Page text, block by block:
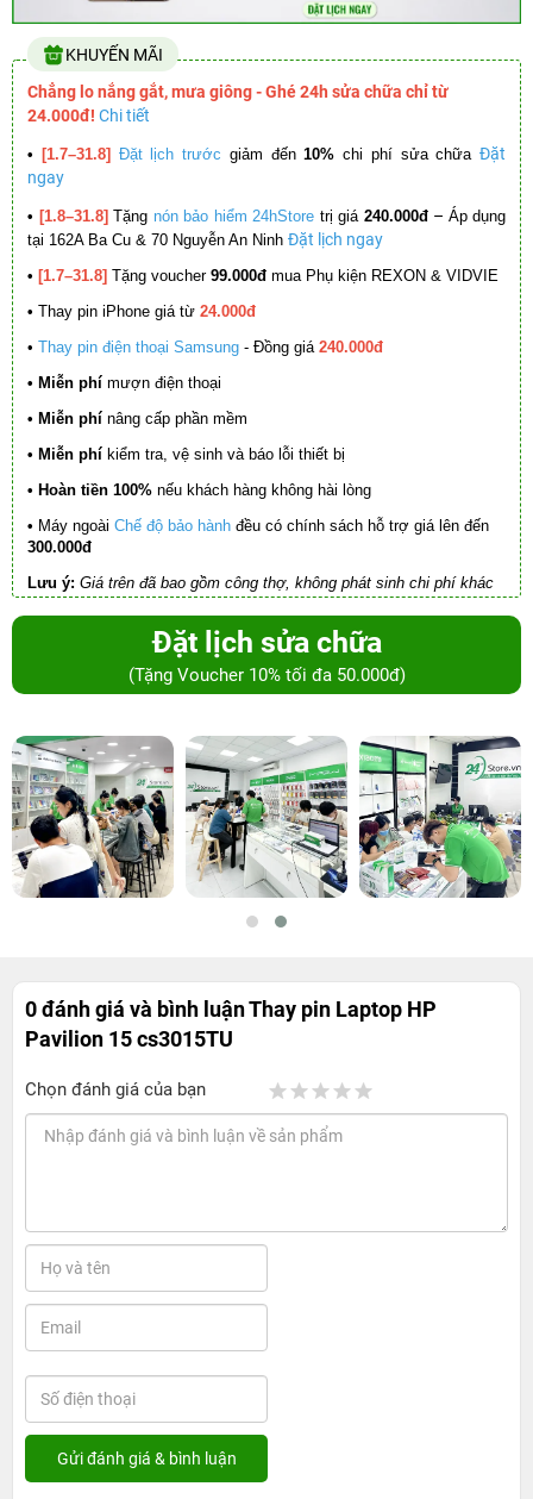
KHUYẾN MÃI
Chẳng lo nắng gắt, mưa giông - Ghé 24h sửa chữa chỉ từ
24.000đ! Chi tiết
• [1.7–31.8] Đặt lịch trước giảm đến10% chi phí sửa chữa Đặt
ngay
• [1.8–31.8] Tặng nón bảo hiểm 24hStore trị giá 240.000đ – Áp dụng
tại 162A Ba Cu & 70 Nguyễn An Ninh Đặt lịch ngay
• [1.7–31.8] Tặng voucher 99.000đ mua Phụ kiện REXON & VIDVIE
• Thay pin iPhone giá từ 24.000đ
• Thay pin điện thoại Samsung - Đồng giá 240.000đ
• Miễn phí mượn điện thoại
• Miễn phí nâng cấp phần mềm
• Miễn phí kiểm tra, vệ sinh và báo lỗi thiết bị
• Hoàn tiền 100% nếu khách hàng không hài lòng
• Máy ngoài Chế độ bảo hành đều có chính sách hỗ trợ giá lên đến
300.000đ
Lưu ý: Giá trên đã bao gồm công thợ, không phát sinh chi phí khác
Đặt lịch sửa chữa
(Tặng Voucher 10% tối đa 50.000đ)
0 đánh giá và bình luậnThay pin Laptop HP
Pavilion 15 cs3015TU
Chọn đánh giá của bạn